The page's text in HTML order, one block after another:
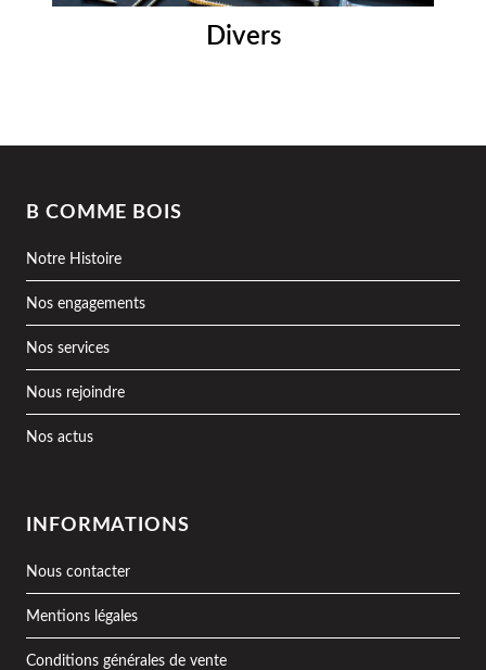
Divers
B COMME BOIS
Notre Histoire
Nos engagements
Nos services
Nous rejoindre
Nos actus
INFORMATIONS
Nous contacter
Mentions légales
Conditions générales de vente